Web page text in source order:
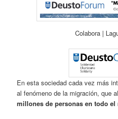
Colabora |
En esta sociedad cada vez más
al fenómeno de la migración, que
millones de personas en todo el